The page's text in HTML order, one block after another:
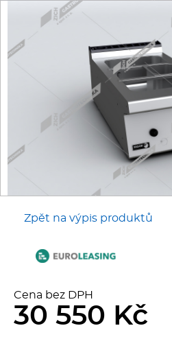
Fritézy
Pánve
Gastronádoby
PIZZA technologie
Grilovací desky - Grily
Kávovary
Zpět na výpis produktů
Cena bez DPH
30 550 Kč